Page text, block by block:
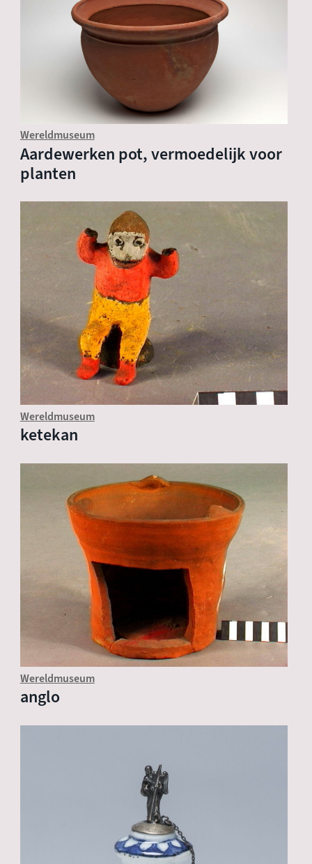
Wereldmuseum
Aardewerken pot, vermoedelijk voor
planten
Wereldmuseum
ketekan
Wereldmuseum
anglo